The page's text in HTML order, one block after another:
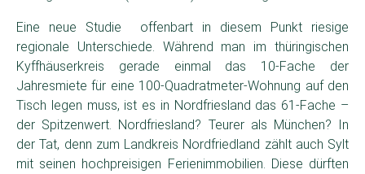
Eine neue Studie offenbart in diesem Punkt riesige
regionale Unterschiede. Während man im thüringischen
Kyffhäuserkreis gerade einmal das 10-Fache der
Jahresmiete für eine 100-Quadratmeter-Wohnung auf den
Tisch legen muss, ist es in Nordfriesland das 61-Fache –
der Spitzenwert. Nordfriesland? Teurer als München? In
der Tat, denn zum Landkreis Nordfriedland zählt auch Sylt
mit seinen hochpreisigen Ferienimmobilien. Diese dürften